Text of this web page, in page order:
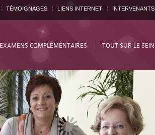
TÉMOIGNAGES LIENS INTERNET INTERVENANTS
EXAMENS COMPLÉMENTAIRES TOUT SUR LE SEIN